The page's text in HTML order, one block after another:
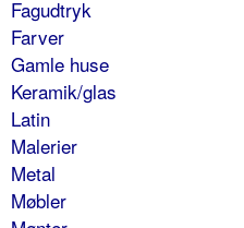
Fagudtryk
Farver
Gamle huse
Keramik/glas
Latin
Malerier
Metal
Møbler